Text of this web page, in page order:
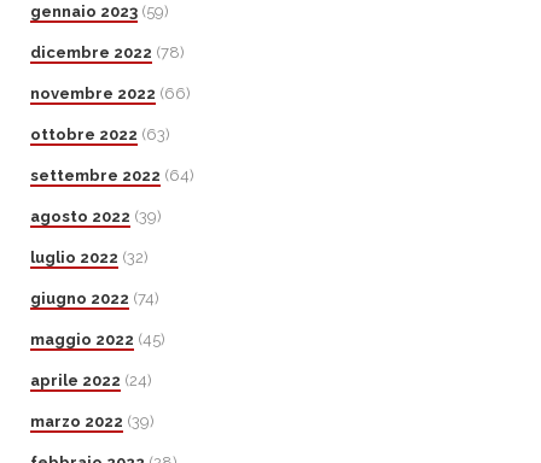
gennaio 2023 (59)
dicembre 2022 (78)
novembre 2022 (66)
ottobre 2022 (63)
settembre 2022 (64)
agosto 2022 (39)
luglio 2022 (32)
giugno 2022 (74)
maggio 2022 (45)
aprile 2022 (24)
marzo 2022 (39)